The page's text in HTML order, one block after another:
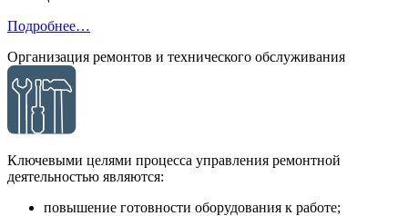
Подробнее…
Организация ремонтов и технического обслуживания
Ключевыми целями процесса управления ремонтной
деятельностью являются:
повышение готовности оборудования к работе;